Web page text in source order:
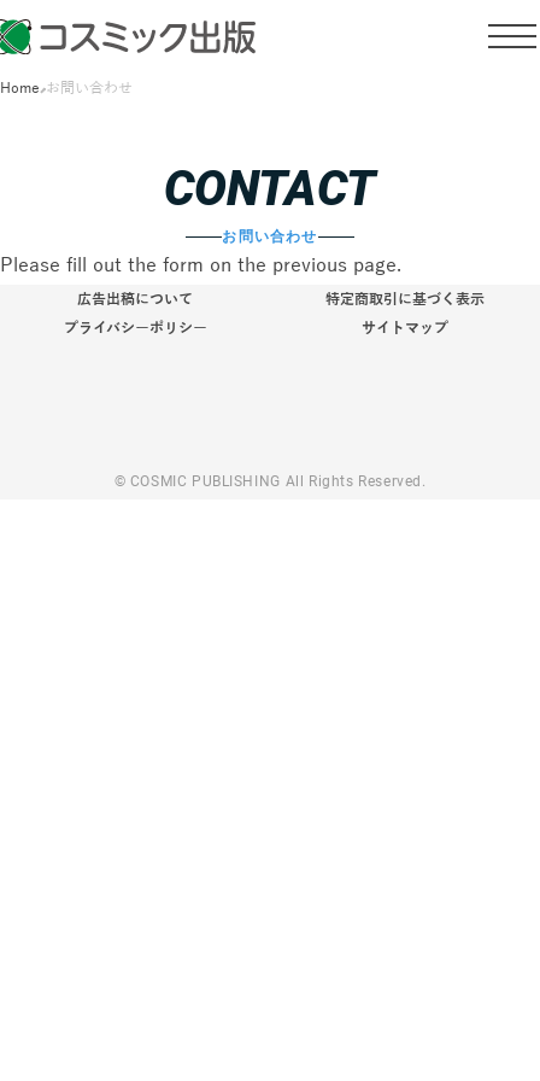
Home お問い合わせ
CONTACT
お問い合わせ
Please fill out the form on the previous page.
広告出稿について
特定商取引に基づく表示
プライバシーポリシー
サイトマップ
© COSMIC PUBLISHING All Rights Reserved.